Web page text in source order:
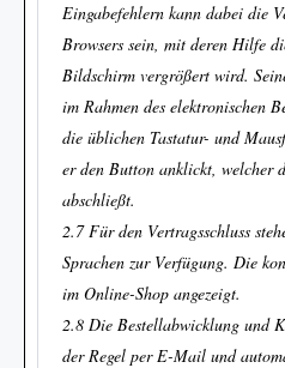
Eingabefehlern kann dabei die
Browsers sein, mit deren Hilfe
Bildschirm vergrößert wird.
im Rahmen des elektronischen
die üblichen Tastatur- und
er den Button anklickt, welcher
abschließt.
2.7 Für den Vertragsschluss
Sprachen zur Verfügung. Die
im Online-Shop angezeigt.
2.8 Die Bestellabwicklung und
der Regel per E-Mail und